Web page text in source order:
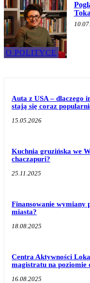
O POLITYCE
Auta z USA – dlaczego
stają się coraz
15.05.2026
Kuchnia gruzińska we
chaczapuri?
25.11.2025
Finansowanie wymiany
miasta?
18.08.2025
Centra Aktywności
magistratu na poziomie
16.08.2025